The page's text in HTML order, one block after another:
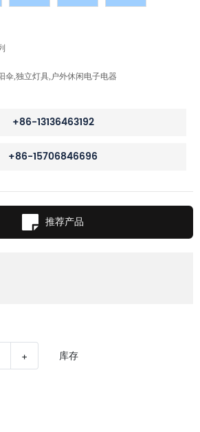
伞,独立灯具,户外休闲电子电器
+86-13136463192
+86-15706846696
推荐产品
+ 库存